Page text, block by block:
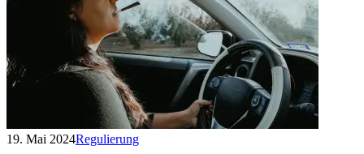
19. Mai 2024Regulierung